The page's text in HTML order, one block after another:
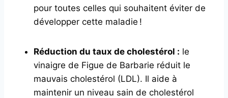
pour toutes celles qui souhaitent éviter de
développer cette maladie !
Réduction du taux de cholestérol : le
vinaigre de Figue de Barbarie réduit le
mauvais cholestérol (LDL). Il aide à
maintenir un niveau sain de cholestérol